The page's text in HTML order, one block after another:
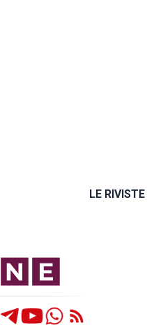
LE RIVISTE